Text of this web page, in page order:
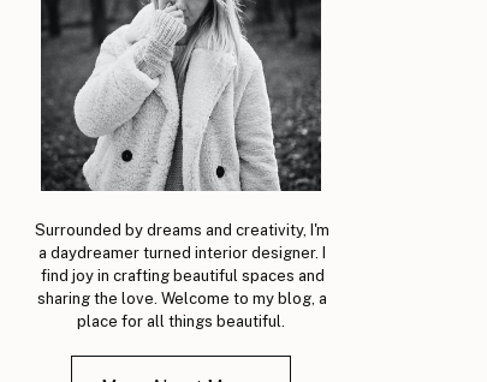
Surrounded by dreams and creativity, I'm
a daydreamer turned interior designer. I
find joy in crafting beautiful spaces and
sharing the love. Welcome to my blog, a
place for all things beautiful.